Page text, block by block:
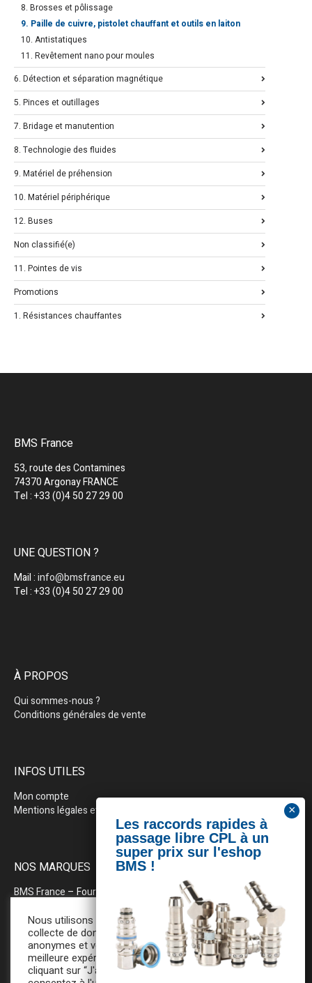
8. Brosses et pôlissage
9. Paille de cuivre, pistolet chauffant et outils en laiton
10. Antistatiques
11. Revêtement nano pour moules
6. Détection et séparation magnétique
5. Pinces et outillages
7. Bridage et manutention
8. Technologie des fluides
9. Matériel de préhension
10. Matériel périphérique
12. Buses
Non classifié(e)
11. Pointes de vis
Promotions
1. Résistances chauffantes
BMS France
53, route des Contamines
74370 Argonay FRANCE
Tel : +33 (0)4 50 27 29 00
UNE QUESTION ?
Mail :info@bmsfrance.eu
Tel : +33 (0)4 50 27 29 00
À PROPOS
Qui sommes-nous ?
Conditions générales de vente
INFOS UTILES
Mon compte
Mentions légales et politique de confidentialité
NOS MARQUES
BMS France – Fournitures industrielles pour la plasturgie
BEWEPLAST– Machines & pérhiphériques
PRODOPTIM– Table d’entretien pour moules d’injection
Nous utilisons des cookies pour la
collecte de données statistiques
anonymes et vous assurer une
meilleure expérience de navigation. En
cliquant sur “J'accepte”, vous